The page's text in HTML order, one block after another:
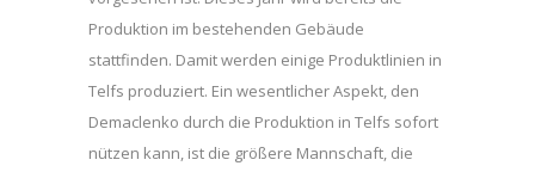
Produktion im bestehenden Gebäude
stattfinden. Damit werden einige Produktlinien in
Telfs produziert. Ein wesentlicher Aspekt, den
Demaclenko durch die Produktion in Telfs sofort
nützen kann, ist die größere Mannschaft, die